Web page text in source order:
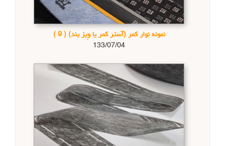
نمونه نوار کمر (آستر کمر یا وِیز بند)( 9 )
133/07/04